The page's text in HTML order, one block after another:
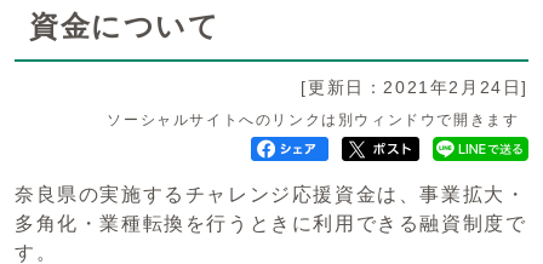
資金について
[更新日：2021年2月24日]
ソーシャルサイトへのリンクは別ウィンドウで開きます
奈良県の実施するチャレンジ応援資金は、事業拡大・
多角化・業種転換を行うときに利用できる融資制度で
す。